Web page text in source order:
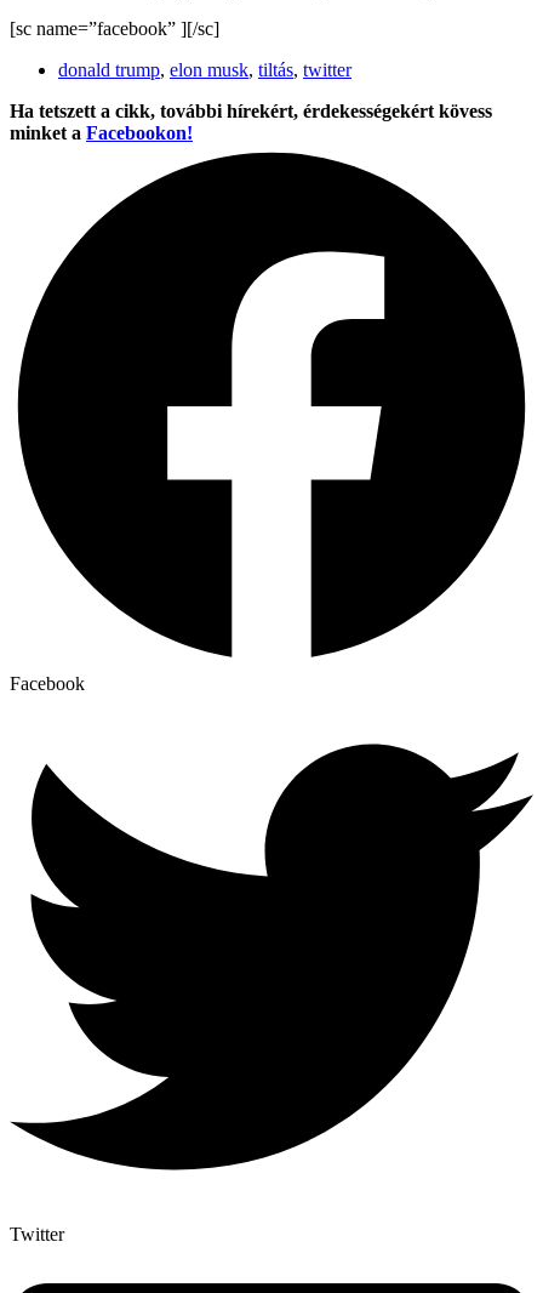
[sc name=”facebook” ][/sc]
donald trump, elon musk, tiltás, twitter
Ha tetszett a cikk, további hírekért, érdekességekért kövess
minket a Facebookon!
Facebook
Twitter